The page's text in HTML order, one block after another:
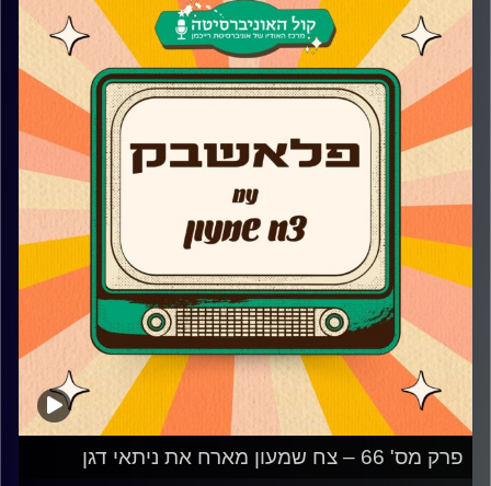
פרק מס' 66 – צח שמעון מארח את ניתאי דגן